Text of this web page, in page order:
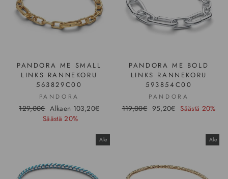
PANDORA ME SMALL
LINKS RANNEKORU
563829C00
PANDORA
Hinta
129,00€ Ale-
hinta
Alkaen 103,20€
Säästä 20%
PANDORA ME BOLD
LINKS RANNEKORU
593854C00
PANDORA
Hinta
119,00€ Ale-
95,20€ Säästä 20%
Ale Ale